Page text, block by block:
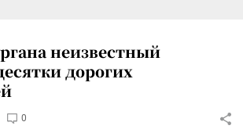
неизвестный
дорогих
0